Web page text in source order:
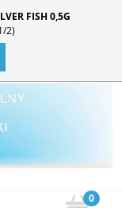
Zaloguj się
FISH 0,5G
/2)